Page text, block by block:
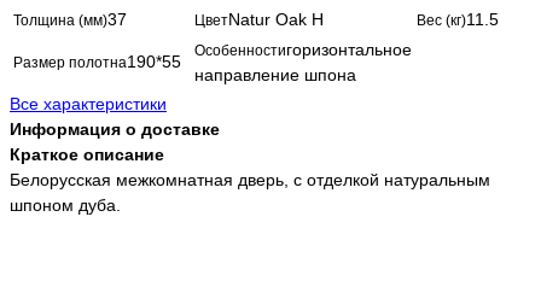
Толщина (мм)37 ЦветNatur Oak H Вес (кг)11.5
Размер полотна190*55
Особенностигоризонтальное
направление шпона
Все характеристики
Информация о доставке
Краткое описание
Белорусская межкомнатная дверь, с отделкой натуральным
шпоном дуба.